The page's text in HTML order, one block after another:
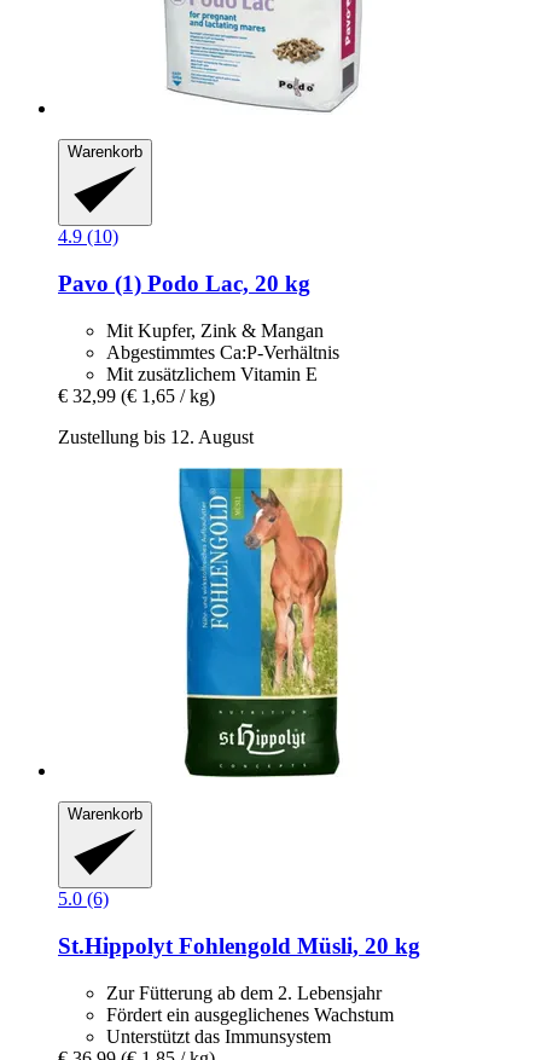
Warenkorb
4.9 (10)
Pavo (1) Podo Lac, 20 kg
Mit Kupfer, Zink & Mangan
Abgestimmtes Ca:P-Verhältnis
Mit zusätzlichem Vitamin E
€ 32,99 (€ 1,65 / kg)
Zustellung bis 12. August
Warenkorb
5.0 (6)
St.Hippolyt Fohlengold Müsli, 20 kg
Zur Fütterung ab dem 2. Lebensjahr
Fördert ein ausgeglichenes Wachstum
Unterstützt das Immunsystem